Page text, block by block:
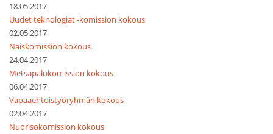
18.05.2017
Uudet teknologiat -komission kokous
02.05.2017
Naiskomission kokous
24.04.2017
Metsäpalokomission kokous
06.04.2017
Vapaaehtoistyöryhmän kokous
02.04.2017
Nuorisokomission kokous